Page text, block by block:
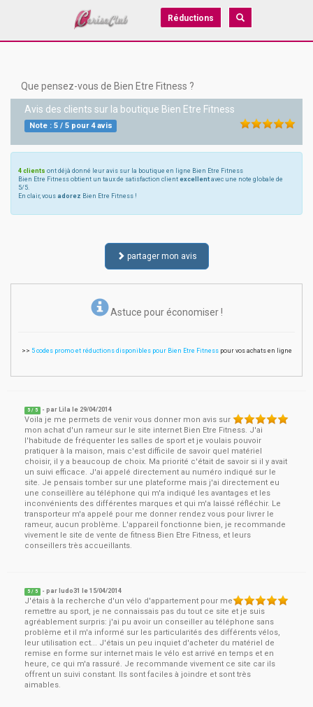
Réductions
Que pensez-vous de Bien Etre Fitness ?
Avis des clients sur la boutique Bien Etre Fitness
Note : 5/ 5pour4avis
4 clients ont déjà donné leur avis sur la boutique en ligne Bien Etre Fitness
Bien Etre Fitness obtient un taux de satisfaction client excellent avec une note globale de
5/5.
En clair, vous adorez Bien Etre Fitness !
partager mon avis
Astuce pour économiser !
>> 5 codes promo et réductions disponibles pour Bien Etre Fitnesspour vos achats en ligne
5 / 5 - par Lila le 29/04/2014
Voila je me permets de venir vous donner mon avis sur
mon achat d'un rameur sur le site internet Bien Etre Fitness. J'ai
l'habitude de fréquenter les salles de sport et je voulais pouvoir
pratiquer à la maison, mais c'est difficile de savoir quel matériel
choisir, il y a beaucoup de choix. Ma priorité c'était de savoir si il y avait
un suivi efficace. J'ai appelé directement au numéro indiqué sur le
site. Je pensais tomber sur une plateforme mais j'ai directement eu
une conseillère au téléphone qui m'a indiqué les avantages et les
inconvénients des différentes marques et qui m'a laissé réfléchir. Le
transporteur m'a appelé pour me donner rendez vous pour livrer le
rameur, aucun problème. L'appareil fonctionne bien, je recommande
vivement le site de vente de fitness Bien Etre Fitness, et leurs
conseillers très accueillants.
5 / 5 - par ludo31 le15/04/2014
J'étais à la recherche d'un vélo d'appartement pour me
remettre au sport, je ne connaissais pas du tout ce site et je suis
agréablement surpris: j'ai pu avoir un conseiller au téléphone sans
problème et il m'a informé sur les particularités des différents vélos,
leur utilisation ect... J'étais un peu inquiet d'acheter du matériel de
remise en forme sur internet mais le vélo est arrivé en temps et en
heure, ce qui m'a rassuré. Je recommande vivement ce site car ils
offrent un suivi constant. Ils sont faciles à joindre et sont très
aimables.